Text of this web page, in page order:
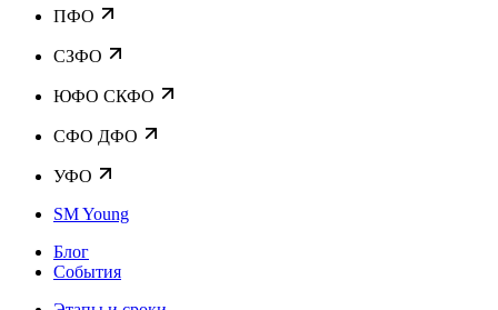
ПФО
СЗФО
ЮФО СКФО
CФО ДФО
УФО
SM Young
Блог
События